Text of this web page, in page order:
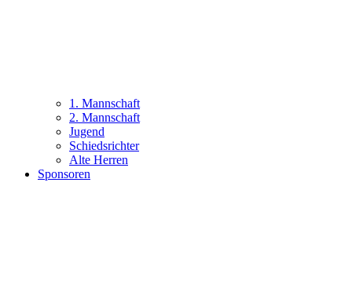
1. Mannschaft
2. Mannschaft
Jugend
Schiedsrichter
Alte Herren
Sponsoren